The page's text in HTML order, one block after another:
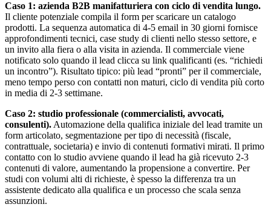
Caso 1: azienda B2B manifatturiera con ciclo di vendita lungo.
Il cliente potenziale compila il form per scaricare un catalogo
prodotti. La sequenza automatica di 4-5 email in 30 giorni fornisce
approfondimenti tecnici, case study di clienti nello stesso settore, e
un invito alla fiera o alla visita in azienda. Il commerciale viene
notificato solo quando il lead clicca su link qualificanti (es. “richiedi
un incontro”). Risultato tipico: più lead “pronti” per il commerciale,
meno tempo perso con contatti non maturi, ciclo di vendita più corto
in media di 2-3 settimane.
Caso 2: studio professionale (commercialisti, avvocati,
consulenti). Automazione della qualifica iniziale del lead tramite un
form articolato, segmentazione per tipo di necessità (fiscale,
contrattuale, societaria) e invio di contenuti formativi mirati. Il primo
contatto con lo studio avviene quando il lead ha già ricevuto 2-3
contenuti di valore, aumentando la propensione a convertire. Per
studi con volumi alti di richieste, è spesso la differenza tra un
assistente dedicato alla qualifica e un processo che scala senza
assunzioni.